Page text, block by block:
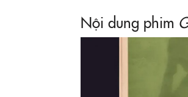
Nội dung phim